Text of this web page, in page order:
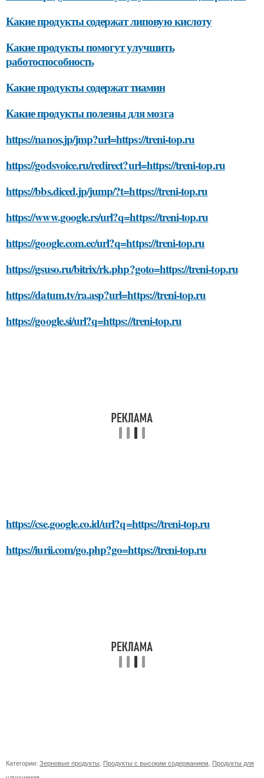
Какие продукты содержат липовую кислоту
Какие продукты помогут улучшить
работоспособность
Какие продукты содержат тиамин
Какие продукты полезны для мозга
https://nanos.jp/jmp?url=https://treni-top.ru
https://godsvoice.ru/redirect?url=https://treni-top.ru
https://bbs.diced.jp/jump/?t=https://treni-top.ru
https://www.google.rs/url?q=https://treni-top.ru
https://google.com.ec/url?q=https://treni-top.ru
https://gsuso.ru/bitrix/rk.php?goto=https://treni-top.ru
https://datum.tv/ra.asp?url=https://treni-top.ru
https://google.si/url?q=https://treni-top.ru
https://cse.google.co.id/url?q=https://treni-top.ru
https://iurii.com/go.php?go=https://treni-top.ru
Категории: Зерновые продукты Продукты с высоким содержанием Продукты для